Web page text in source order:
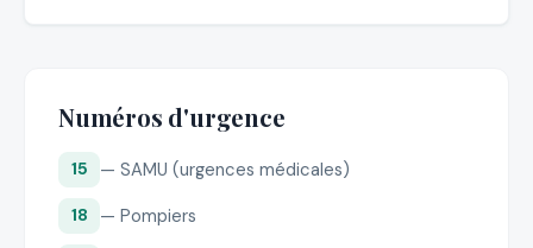
Numéros d'urgence
15 — SAMU (urgences médicales)
18 — Pompiers